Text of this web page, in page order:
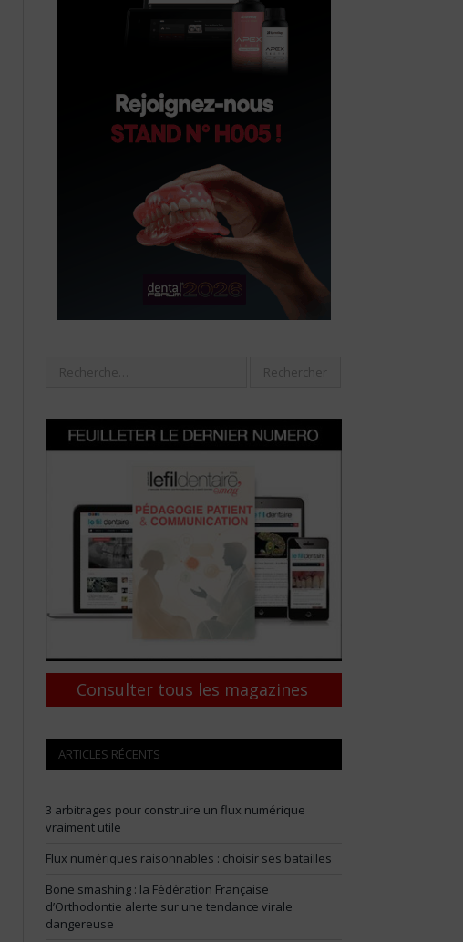
Consulter tous les magazines
ARTICLES RÉCENTS
3 arbitrages pour construire un flux numérique
vraiment utile
Flux numériques raisonnables : choisir ses batailles
Bone smashing : la Fédération Française
d’Orthodontie alerte sur une tendance virale
dangereuse